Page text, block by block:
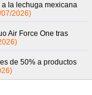
la lechuga mexicana
2026)
Air Force One tras
de 50% a productos